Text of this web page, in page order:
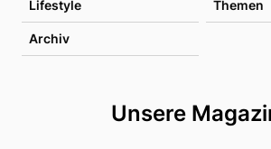
Lifestyle Themen
Archiv
Unsere